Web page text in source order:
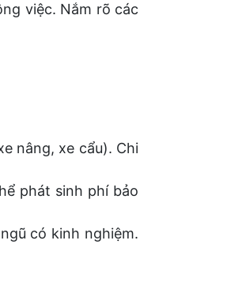
việc. Nắm rõ các
nâng, xe cẩu). Chi
phát sinh phí bảo
có kinh nghiệm.